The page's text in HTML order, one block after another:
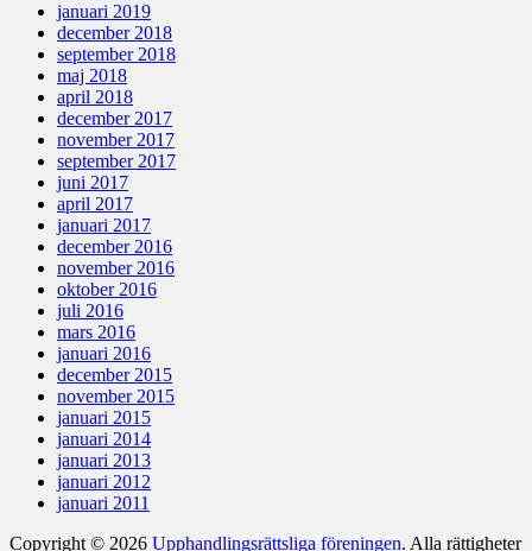
januari 2019
december 2018
september 2018
maj 2018
april 2018
december 2017
november 2017
september 2017
juni 2017
april 2017
januari 2017
december 2016
november 2016
oktober 2016
juli 2016
mars 2016
januari 2016
december 2015
november 2015
januari 2015
januari 2014
januari 2013
januari 2012
januari 2011
Copyright © 2026 Upphandlingsrättsliga föreningen. Alla rättigheter